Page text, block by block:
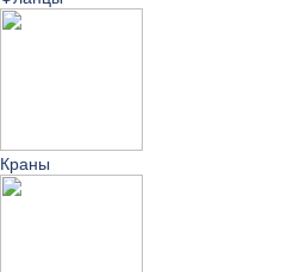
Краны